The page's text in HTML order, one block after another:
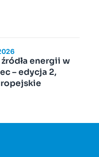
energii w
– edycja 2,